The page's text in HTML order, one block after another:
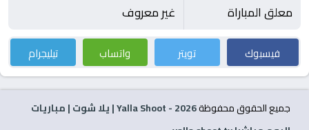
معلق المباراة
غير معروف
فيسبوك تويتر واتساب تيليجرام
جميع الحقوق محفوظة2026
- Yalla Shoot | يلا شوت | مباريات